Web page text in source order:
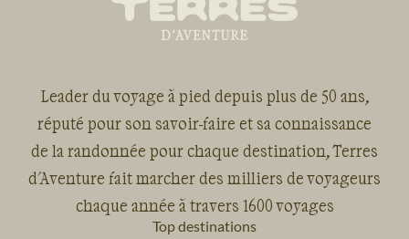
Leader du voyage à pied depuis plus de 50 ans,
réputé pour son savoir-faire et sa connaissance
de la randonnée pour chaque destination, Terres
d'Aventure fait marcher des milliers de voyageurs
chaque année à travers 1600 voyages
Top destinations